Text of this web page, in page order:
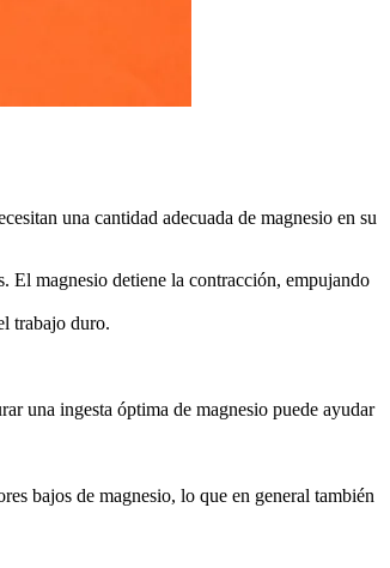
una cantidad adecuada de magnesio en su
El magnesio detiene la contracción, empujando
trabajo duro.
una ingesta óptima de magnesio puede ayudar
bajos de magnesio, lo que en general también